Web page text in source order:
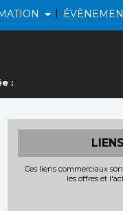
|
:
Ces liens commerciaux
les offres et